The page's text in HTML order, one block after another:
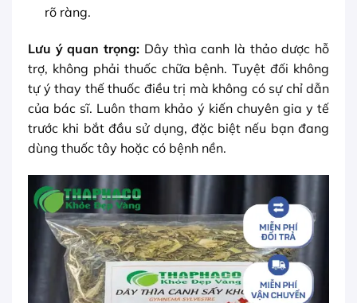
rõ ràng.
Lưu ý quan trọng: Dây thìa canh là thảo dược hỗ
trợ, không phải thuốc chữa bệnh. Tuyệt đối không
tự ý thay thế thuốc điều trị mà không có sự chỉ dẫn
của bác sĩ. Luôn tham khảo ý kiến chuyên gia y tế
trước khi bắt đầu sử dụng, đặc biệt nếu bạn đang
dùng thuốc tây hoặc có bệnh nền.